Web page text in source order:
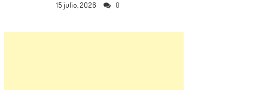
15 julio, 2026 0